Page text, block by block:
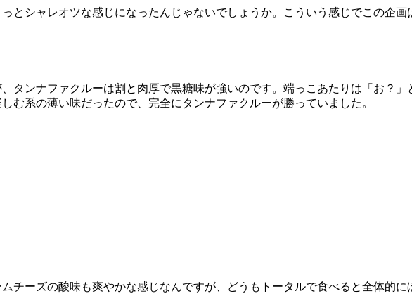
とシャレオツな感じになったんじゃないでしょうか。こういう感じでこの企画
タンナファクルーは割と肉厚で黒糖味が強いのです。端っこあたりは「お？
む系の薄い味だったので、完全にタンナファクルーが勝っていました。
チーズの酸味も爽やかな感じなんですが、どうもトータルで食べると全体的